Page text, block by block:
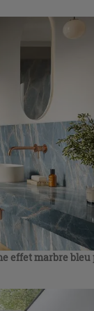
effet marbre bleu